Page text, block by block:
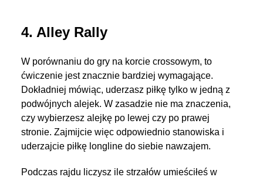
4. Alley Rally
W porównaniu do gry na korcie crossowym, to
ćwiczenie jest znacznie bardziej wymagające.
Dokładniej mówiąc, uderzasz piłkę tylko w jedną z
podwójnych alejek. W zasadzie nie ma znaczenia,
czy wybierzesz alejkę po lewej czy po prawej
stronie. Zajmijcie więc odpowiednio stanowiska i
uderzajcie piłkę longline do siebie nawzajem.
Podczas rajdu liczysz ile strzałów umieściłeś w